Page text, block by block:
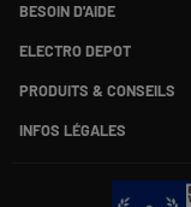
BESOIN D'AIDE
Contactez-nous
Suivre ma commande
Modifier ou annuler ma
SAV
Payer en plusieurs fois
ELECTRO DEPOT
Rejoignez-nous !
PRODUITS & CONSEILS
Nos marques
Les avis du site
Le moins cher
Offres de
INFOS LÉGALES
Politique cookies